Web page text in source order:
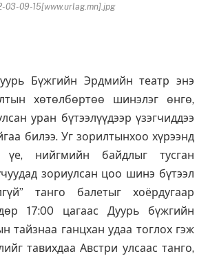
03-09-15[www.urlag.mn].jpg
Бүжгийн Эрдмийн театр энэ
хөтөлбөртөө шинэлэг өнгө,
уран бүтээлүүдээр үзэгчиддээ
билээ. Уг зорилтынхоо хүрээнд
үе, нийгмийн байдлыг тусган
зориулсан цоо шинэ бүтээл
танго балетыг хоёрдугаар
17:00 цагаас Дуурь бүжгийн
тайзнаа ганцхан удаа тоглох гэж
тавихдаа Австри улсаас танго,